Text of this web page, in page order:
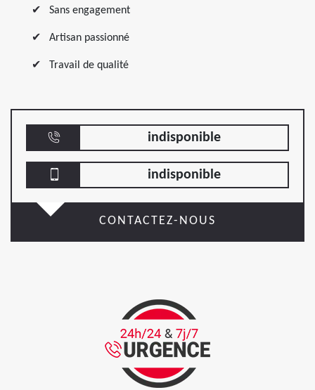
Sans engagement
Artisan passionné
Travail de qualité
indisponible
indisponible
CONTACTEZ-NOUS